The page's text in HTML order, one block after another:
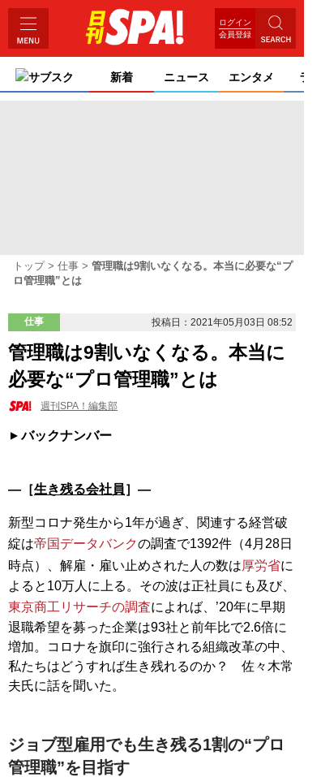
ログイン
会員登録
サブスク 新着 ニュース エンタメ ライ
トップ 仕事
管理職は9割いなくなる。本当に必要な“プ
ロ管理職”とは
仕事 投稿日：2021年05月03日 08:52
管理職は9割いなくなる。本当に
必要な“プロ管理職”とは
週刊SPA！編集部
バックナンバー
―［生き残る会社員］―
新型コロナ発生から1年が過ぎ、関連する経営破
綻は帝国データバンクの調査で1392件（4月28日
時点）、解雇・雇い止めされた人の数は厚労省に
よると10万人に上る。その波は正社員にも及び、
東京商工リサーチの調査によれば、’20年に早期
退職希望を募った企業は93社と前年比で2.6倍に
増加。コロナを旗印に強行される組織改革の中、
私たちはどうすれば生き残れるのか？ 佐々木常
夫氏に話を聞いた。
ジョブ型雇用でも生き残る1割の“プロ
管理職”を目指す